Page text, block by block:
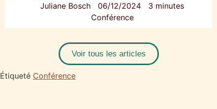
Juliane Bosch
06/12/2024
3 minutes
Conférence
Voir tous les articles
Étiqueté Conférence